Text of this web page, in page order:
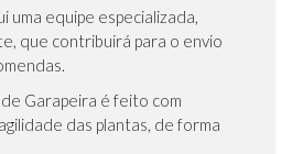
uma equipe especializada,
que contribuirá para o envio
Garapeira é feito com
das plantas, de forma